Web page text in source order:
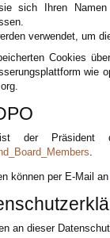
sich Ihren
verwendet, um
Cookies
wie
ist der
.
können per E-Mail an
an dieser